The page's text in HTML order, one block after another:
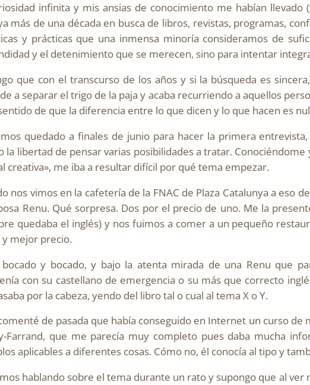
infinita y mis ansias de conocimiento me habían
más de una década en busca de libros, revistas, programas,
y prácticas que una inmensa minoría consideramos de
y el detenimiento que se merecen, sino para intentar
que con el transcurso de los años y si la búsqueda es
a separar el trigo de la paja y acaba recurriendo a aquellos
de que la diferencia entre lo que dicen y lo que hacen es
quedado a finales de junio para hacer la primera
la libertad de pensar varias posibilidades a tratar.
creativa», me iba a resultar difícil por qué tema empezar.
nos vimos en la cafetería de la FNAC de Plaza Catalunya a eso
Renu. Qué sorpresa. Dos por el precio de uno. Me la
quedaba el inglés) y nos fuimos a comer a un pequeño
mejor precio.
bocado y bocado, y bajo la atenta mirada de una Renu que
con su castellano de emergencia o su más que correcto
por la cabeza, yendo del libro tal o cual al tema X o Y.
de pasada que había conseguido en Internet un curso
Farrand, que me parecía muy completo pues daba mucha
aplicables a diferentes cosas. Cómo no, él conocía al tipo y
hablando sobre el tema durante un rato y supongo que al